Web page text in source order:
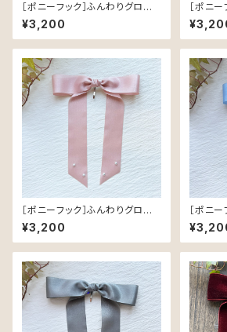
［ポニーフック］ふんわりグロスリ
ボン／White｜つやめく軽やか
なヘアリボン
¥3,200
［ポニー
ボン／
なヘアリ
［ポニーフック］ふんわりグロスリ
ボン／Pink｜つやめく軽やかな
ヘアリボン
¥3,200
［ポニー
ボン／
やかな